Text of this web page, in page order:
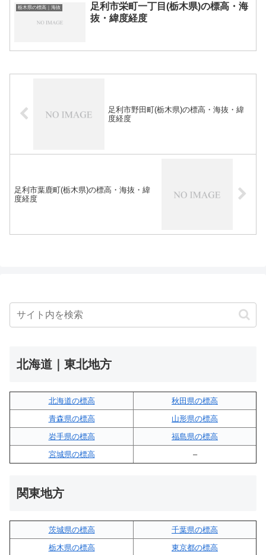
栃木県の標高｜海抜
足利市栄町一丁目(栃木県)の標高・海
抜・緯度経度
足利市野田町(栃木県)の標高・海抜・緯
度経度
足利市葉鹿町(栃木県)の標高・海抜・緯
度経度
北海道｜東北地方
北海道の標高
秋田県の標高
青森県の標高
山形県の標高
岩手県の標高
福島県の標高
宮城県の標高
–
関東地方
茨城県の標高
千葉県の標高
栃木県の標高
東京都の標高